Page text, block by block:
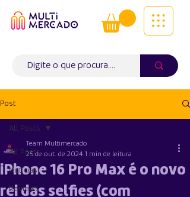
Tudo num só lugar! | Entregas ao
domicílio
Post
All Posts
Notícias
Reviews
All Posts
iPhone 16 Pro Max é o novo
rei das selfies (com
Team Multimercado
25 de out. de 2024 1 min de leitura